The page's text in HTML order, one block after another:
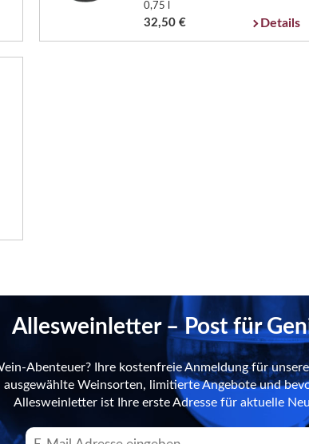
0,75 l
32,50 € Details
Allesweinletter – Post für
Abenteuer? Ihre kostenfreie Anmeldung für
ausgewählte Weinsorten, limitierte Angebote und
Allesweinletter ist Ihre erste Adresse für aktuelle